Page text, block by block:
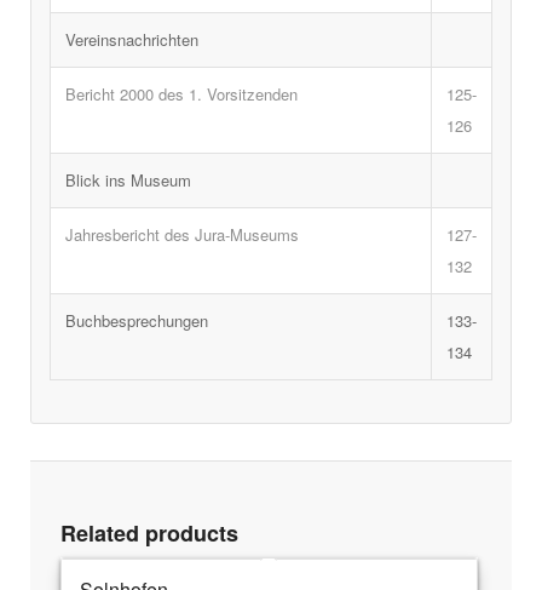
Vereinsnachrichten
Bericht 2000 des 1. Vorsitzenden
125-
126
Blick ins Museum
Jahresbericht des Jura-Museums
127-
132
Buchbesprechungen
133-
134
Related products